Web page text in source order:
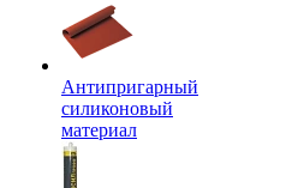
Антипригарный
силиконовый
материал